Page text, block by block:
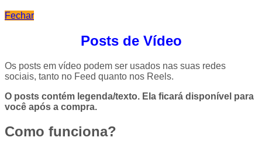
Fechar
Posts de Vídeo
Os posts em vídeo podem ser usados nas suas redes
sociais, tanto no Feed quanto nos Reels.
O posts contém legenda/texto. Ela ficará disponível para
você após a compra.
Como funciona?